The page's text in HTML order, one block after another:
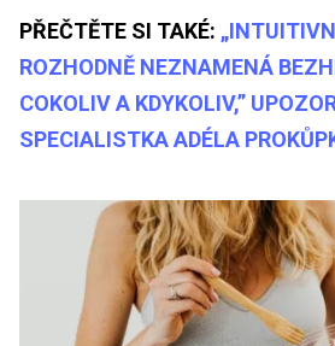
PŘEČTĚTE SI TAKÉ:
ROZHODNĚ NEZNAMENÁ
COKOLIV A KDYKOLIV,”
SPECIALISTKA ADÉLA